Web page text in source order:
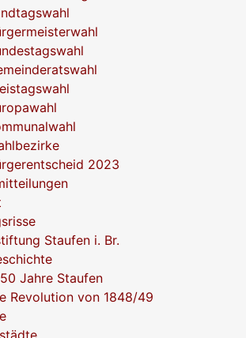
2023
Staufen i. Br.
Jahre Staufen
Revolution von 1848/49